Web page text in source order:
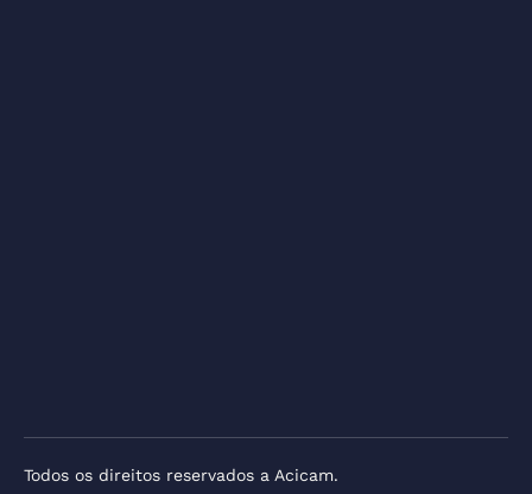
Todos os direitos reservados a Acicam.